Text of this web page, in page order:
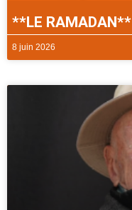
**LE RAMADAN**
8 juin 2026